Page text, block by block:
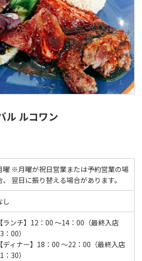
ル ルコワン
曜 ※月曜が祝日営業または予約営業の場
、 翌日に振り替える場合があります。
し
【ランチ】12：00 ～14：00（最終入店
：00）
【ディナー】18：00 ～22：00（最終入店
：30）